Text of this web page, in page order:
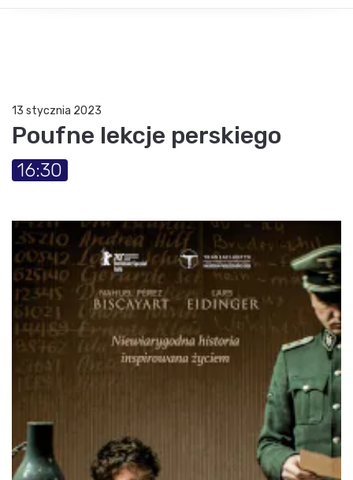
13 stycznia 2023
Poufne lekcje perskiego
16:30